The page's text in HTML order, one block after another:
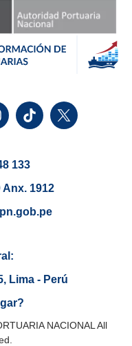
133
Anx. 1912
Lima - Perú
NACIONAL All